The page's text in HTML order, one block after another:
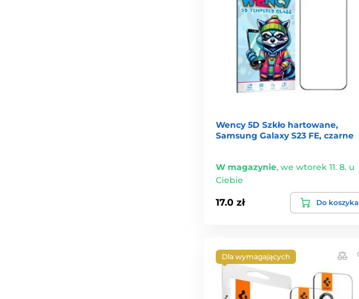
Wency 5D Szkło hartowane,
Samsung Galaxy S23 FE, czarne
W magazynie, we wtorek 11. 8. u
Ciebie
17.0 zł Do koszyka
Dla wymagających